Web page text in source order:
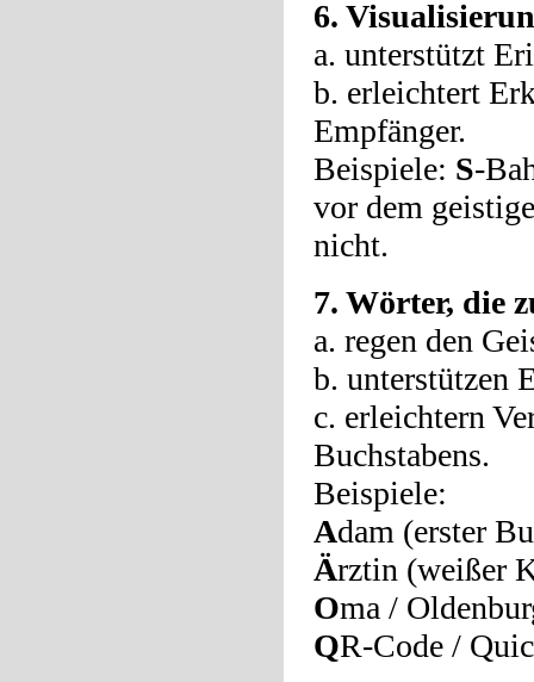
6.
a. unterstützt
b. erleichtert
Empfänger.
Beispiele: S-
vor dem
nicht.
7. Wörter, die
a. regen den
b. unterstützen
c. erleichtern
Buchstabens.
Beispiele:
Adam (erster
Ärztin (weißer
Oma /
QR-Code /